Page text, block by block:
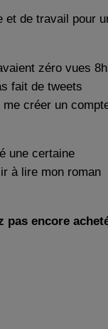
et de travail pour
zéro vues 8h
fait de tweets
me créer un
une certaine
à lire mon roman
pas encore